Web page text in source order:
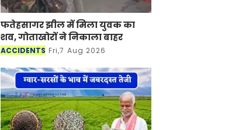
फतेहसागर झील में मिला युवक का
शव, गोताखोरों ने निकाला बाहर
ACCIDENTS Fri,7 Aug 2026